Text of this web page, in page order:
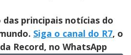
principais notícias do
Siga o canal do R7, o
Record, no WhatsApp